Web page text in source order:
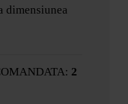
dimensiunea
2